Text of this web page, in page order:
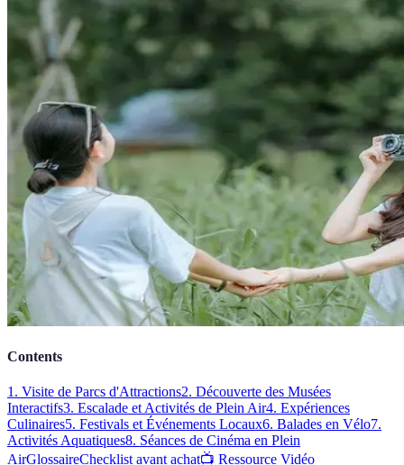
Contents
1. Visite de Parcs d'Attractions2. Découverte des Musées
Interactifs3. Escalade et Activités de Plein Air4. Expériences
Culinaires5. Festivals et Événements Locaux6. Balades en Vélo7.
Activités Aquatiques8. Séances de Cinéma en Plein
AirGlossaireChecklist avant achat📺 Ressource Vidéo